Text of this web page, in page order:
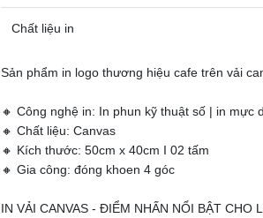
Chất liệu in
Sản phẩm in logo thương hiệu cafe trên vải
🔸 Công nghệ in: In phun kỹ thuật số | in mực
🔸 Chất liệu: Canvas
🔸 Kích thước: 50cm x 40cm I 02 tấm
🔸 Gia công: đóng khoen 4 góc
IN VẢI CANVAS - ĐIỂM NHẤN NỔI BẬT CHO